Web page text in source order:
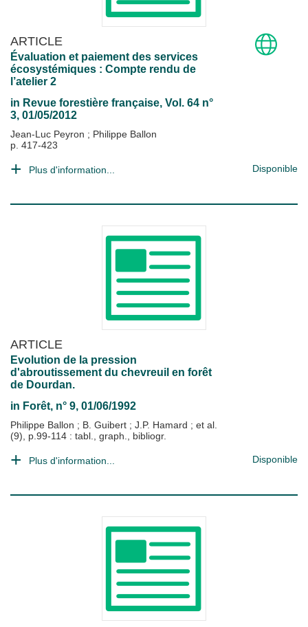
ARTICLE
Évaluation et paiement des services
écosystémiques : Compte rendu de
l’atelier 2
in Revue forestière française, Vol. 64 n°
3, 01/05/2012
Jean-Luc Peyron ; Philippe Ballon
p. 417-423
Plus d'information... Disponible
ARTICLE
Evolution de la pression
d'abroutissement du chevreuil en forêt
de Dourdan.
in Forêt, n° 9, 01/06/1992
Philippe Ballon ; B. Guibert ; J.P. Hamard ; et al.
(9), p.99-114 : tabl., graph., bibliogr.
Plus d'information... Disponible